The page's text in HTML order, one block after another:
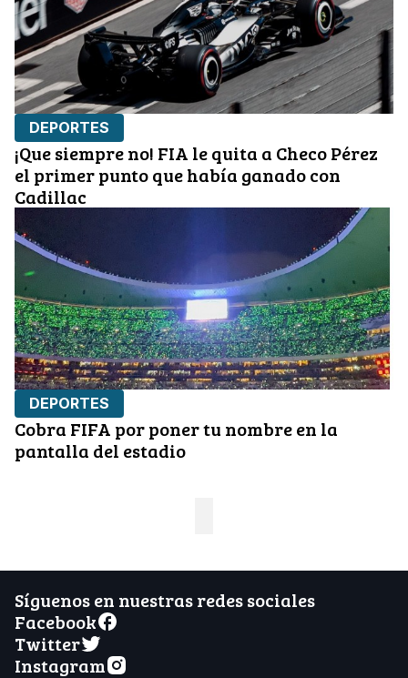
DEPORTES
¡Que siempre no! FIA le quita a Checo Pérez
el primer punto que había ganado con
Cadillac
DEPORTES
Cobra FIFA por poner tu nombre en la
pantalla del estadio
Síguenos en nuestras redes sociales
Facebook
Twitter
Instagram